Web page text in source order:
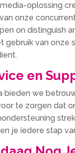
oplossing
onze
on distinguish
gebruik van
en
bieden we
te zorgen dat
je iedere stap